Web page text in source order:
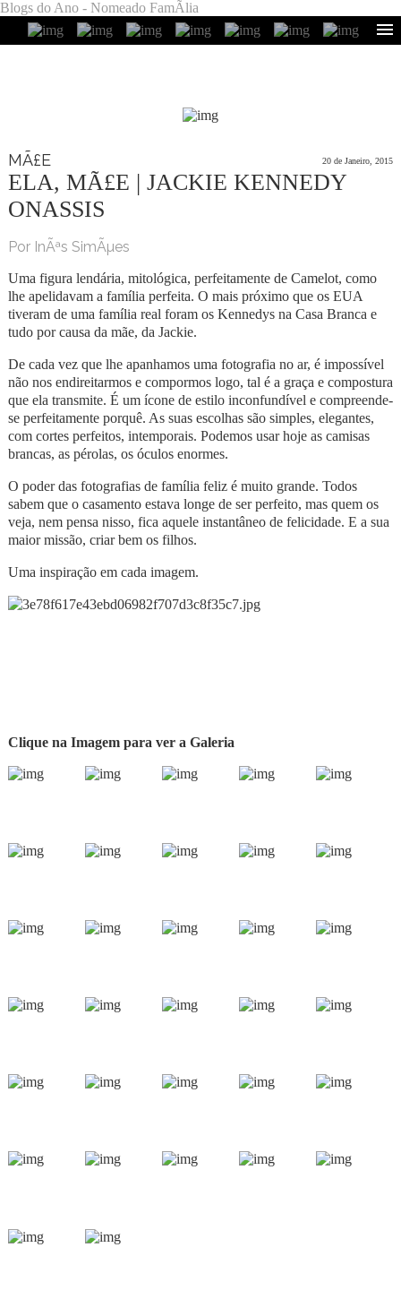
Blogs do Ano - Nomeado FamÃ­lia
MÃ£E 20 de Janeiro, 2015
ELA, MÃ£E | JACKIE KENNEDY
ONASSIS
Por InÃªs SimÃµes
Uma figura lendária, mitológica, perfeitamente de Camelot, como
lhe apelidavam a família perfeita. O mais próximo que os EUA
tiveram de uma família real foram os Kennedys na Casa Branca e
tudo por causa da mãe, da Jackie.
De cada vez que lhe apanhamos uma fotografia no ar, é impossível
não nos endireitarmos e compormos logo, tal é a graça e compostura
que ela transmite. É um ícone de estilo inconfundível e compreende-
se perfeitamente porquê. As suas escolhas são simples, elegantes,
com cortes perfeitos, intemporais. Podemos usar hoje as camisas
brancas, as pérolas, os óculos enormes.
O poder das fotografias de família feliz é muito grande. Todos
sabem que o casamento estava longe de ser perfeito, mas quem os
veja, nem pensa nisso, fica aquele instantâneo de felicidade. E a sua
maior missão, criar bem os filhos.
Uma inspiração em cada imagem.
Clique na Imagem para ver a Galeria